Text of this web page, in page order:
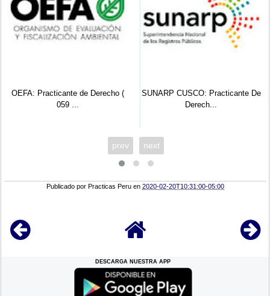
OEFA: Practicante de Derecho (
059 ...
SUNARP CUSCO: Practicante De
Derech...
prev next
Publicado porPracticas Peru en2020-02-20T10:31:00-05:00
DESCARGA NUESTRA APP